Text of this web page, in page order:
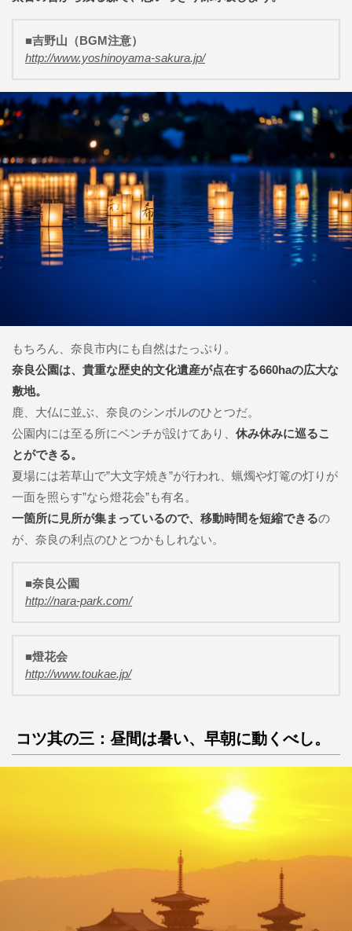
■吉野山（BGM注意）
http://www.yoshinoyama-sakura.jp/
もちろん、奈良市内にも自然はたっぷり。
奈良公園は、貴重な歴史的文化遺産が点在する660haの広大な
敷地。
鹿、大仏に並ぶ、奈良のシンボルのひとつだ。
公園内には至る所にベンチが設けてあり、 休み休みに巡るこ
とができる。
夏場には若草山で”大文字焼き”が行われ、蝋燭や灯篭の灯りが
一面を照らす”なら燈花会”も有名。
一箇所に見所が集まっているので、移動時間を短縮できるの
が、奈良の利点のひとつかもしれない。
■奈良公園
http://nara-park.com/
■燈花会
http://www.toukae.jp/
コツ其の三：昼間は暑い、早朝に動くべし。